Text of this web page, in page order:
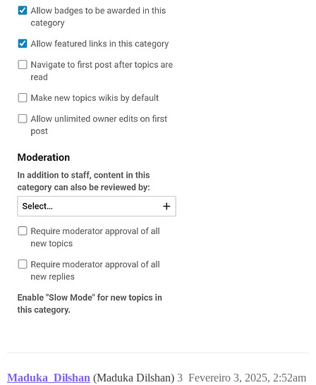
Maduka_Dilshan (Maduka Dilshan) Fevereiro 3, 2025, 2:52am
3